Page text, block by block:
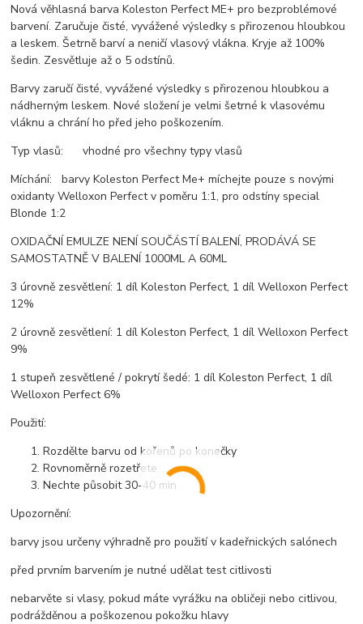
Nová věhlasná barva Koleston Perfect ME+ pro bezproblémové
barvení. Zaručuje čisté, vyvážené výsledky s přirozenou hloubkou
a leskem. Šetrně barví a neničí vlasový vlákna. Kryje až 100%
šedin. Zesvětluje až o 5 odstínů.
Barvy zaručí čisté, vyvážené výsledky s přirozenou hloubkou a
nádherným leskem. Nové složení je velmi šetrné k vlasovému
vláknu a chrání ho před jeho poškozením.
Typ vlasů: vhodné pro všechny typy vlasů
Míchání: barvy Koleston Perfect Me+ míchejte pouze s novými
oxidanty Welloxon Perfect v poměru 1:1, pro odstíny special
Blonde 1:2
OXIDAČNÍ EMULZE NENÍ SOUČÁSTÍ BALENÍ, PRODÁVÁ SE
SAMOSTATNĚ V BALENÍ 1000ML A 60ML
3 úrovně zesvětlení: 1 díl Koleston Perfect, 1 díl Welloxon Perfect
12%
2 úrovně zesvětlení: 1 díl Koleston Perfect, 1 díl Welloxon Perfect
9%
1 stupeň zesvětlené / pokrytí šedé: 1 díl Koleston Perfect, 1 díl
Welloxon Perfect 6%
Použití:
Rozdělte barvu od kořenů po konečky
Rovnoměrně rozetřete
Nechte působit 30-40 min
Upozornění:
barvy jsou určeny výhradně pro použití v kadeřnických salónech
před prvním barvením je nutné udělat test citlivosti
nebarvěte si vlasy, pokud máte vyrážku na obličeji nebo citlivou,
podrážděnou a poškozenou pokožku hlavy